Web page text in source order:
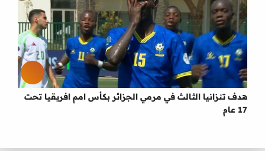
هدف تنزانيا الثالث في مرمي الجزائر بكأس امم افريقيا تحت
17 عام